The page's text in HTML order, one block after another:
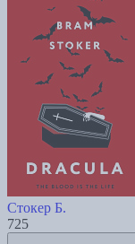
Стокер Б.
725